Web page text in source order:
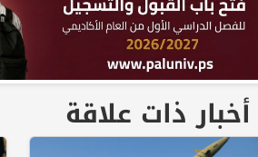
أخبار ذات علاقة